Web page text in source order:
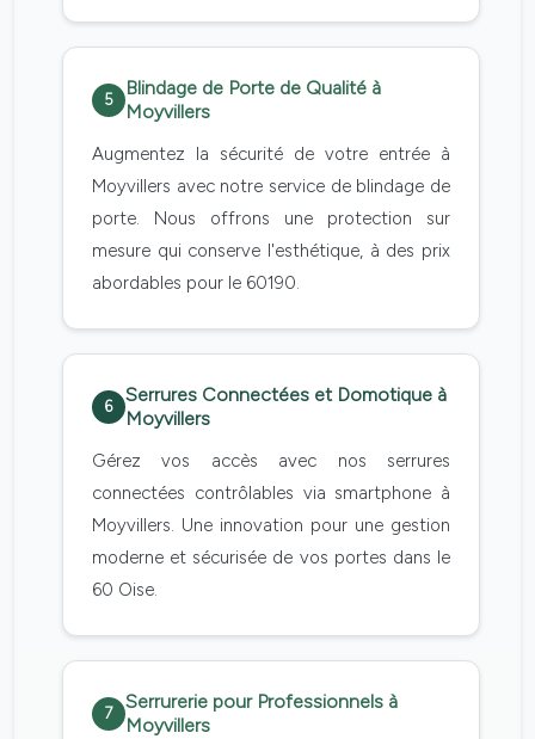
5
Blindage de Porte de Qualité à
Moyvillers
Augmentez la sécurité de votre entrée à
Moyvillers avec notre service de blindage de
porte. Nous offrons une protection sur
mesure qui conserve l'esthétique, à des prix
abordables pour le 60190.
6
Serrures Connectées et Domotique à
Moyvillers
Gérez vos accès avec nos serrures
connectées contrôlables via smartphone à
Moyvillers. Une innovation pour une gestion
moderne et sécurisée de vos portes dans le
60 Oise.
7
Serrurerie pour Professionnels à
Moyvillers